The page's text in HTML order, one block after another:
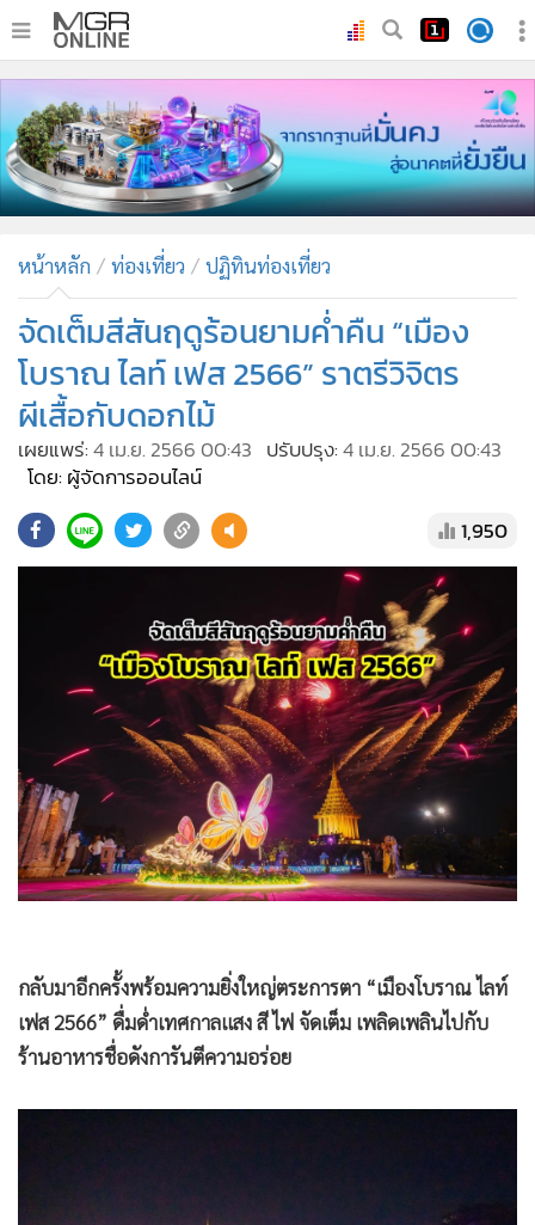
• ทันเหตุการณ์
• ภาคใต้
• ภูมิภาค
• บันเทิง
•
ผู้จัดการรายวัน
• คอลัมนิสต์
• ละคร
• CbizReview
• Cyber BIZ
• Good health & Well-being
• Green Innovation & SD
Infographic
การเมือง
ท่องเที่ยว
• กีฬา
• ต่างประเทศ
• Special Scoop
• เศรษฐกิจ-ธุรกิจ
• ชุมชน-คุณภาพชีวิต
• อาชญากรรม
• Motoring
หน้าหลัก ท่องเที่ยว ปฏิทินท่องเที่ยว
จัดเต็มสีสันฤดูร้อนยามค่ำคืน “เมือง
โบราณ ไลท์ เฟส 2566” ราตรีวิจิตร
ผีเสื้อกับดอกไม้
เผยแพร่:4 เม.ย. 2566 00:43 ปรับปรุง:4 เม.ย. 2566 00:43
โดย: ผู้จัดการออนไลน์
1,950
กลับมาอีกครั้งพร้อมความยิ่งใหญ่ตระการตา “เมืองโบราณ ไลท์
เฟส 2566” ดื่มด่ำเทศกาลแสง สี ไฟ จัดเต็ม เพลิดเพลินไปกับ
ร้านอาหารชื่อดังการันตีความอร่อย